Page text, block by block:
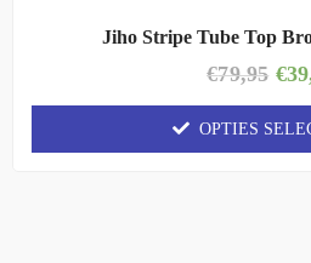
Jiho Stripe Tube Top
€79,95 €
OPTIES